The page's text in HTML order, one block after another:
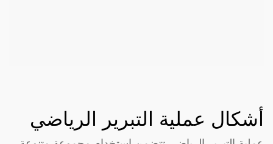
أشكال عملية التبرير الرياضي